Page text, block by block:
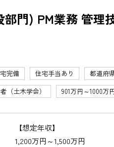
部門) PM業務 管理
完備 住宅手当あり
都道府
（土木学会） 901万円～1000万
【想定年収】
1,200万円～1,500万円